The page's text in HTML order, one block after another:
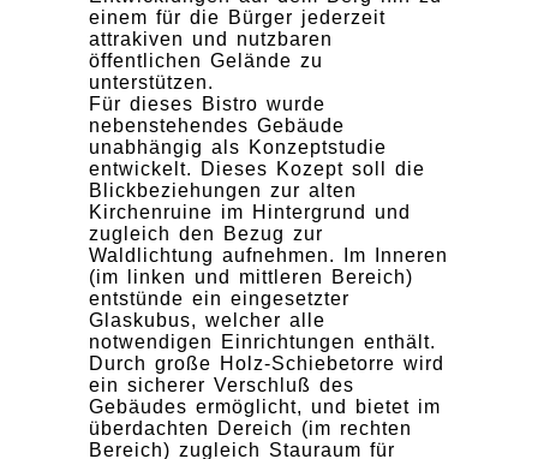
einem für die Bürger jederzeit
attrakiven und nutzbaren
öffentlichen Gelände zu
unterstützen.
Für dieses Bistro wurde
nebenstehendes Gebäude
unabhängig als Konzeptstudie
entwickelt. Dieses Kozept soll die
Blickbeziehungen zur alten
Kirchenruine im Hintergrund und
zugleich den Bezug zur
Waldlichtung aufnehmen. Im Inneren
(im linken und mittleren Bereich)
entstünde ein eingesetzter
Glaskubus, welcher alle
notwendigen Einrichtungen enthält.
Durch große Holz-Schiebetorre wird
ein sicherer Verschluß des
Gebäudes ermöglicht, und bietet im
überdachten Dereich (im rechten
Bereich) zugleich Stauraum für